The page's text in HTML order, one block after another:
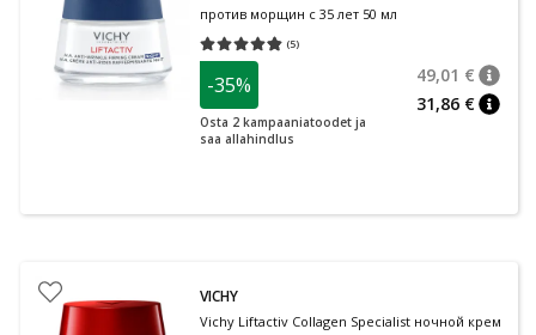
против морщин с 35 лет 50 мл
(5)
Средняя оценка 4.80
-35%
Osta 2 kampaaniatoodet ja
saa allahindlus
49,01 €
31,86 €
VICHY
Vichy Liftactiv Collagen Specialist ночной крем